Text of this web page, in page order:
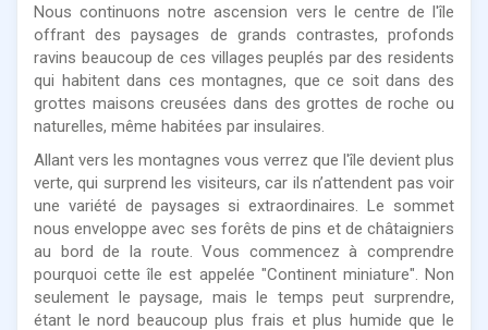
Nous continuons notre ascension vers le centre de l'île
offrant des paysages de grands contrastes, profonds
ravins beaucoup de ces villages peuplés par des residents
qui habitent dans ces montagnes, que ce soit dans des
grottes maisons creusées dans des grottes de roche ou
naturelles, même habitées par insulaires.
Allant vers les montagnes vous verrez que l'île devient plus
verte, qui surprend les visiteurs, car ils n’attendent pas voir
une variété de paysages si extraordinaires. Le sommet
nous enveloppe avec ses forêts de pins et de châtaigniers
au bord de la route. Vous commencez à comprendre
pourquoi cette île est appelée "Continent miniature". Non
seulement le paysage, mais le temps peut surprendre,
étant le nord beaucoup plus frais et plus humide que le